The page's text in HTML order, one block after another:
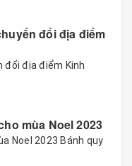
đổi địa điểm
đổi địa điểm Kinh
mùa Noel 2023
Noel 2023 Bánh quy